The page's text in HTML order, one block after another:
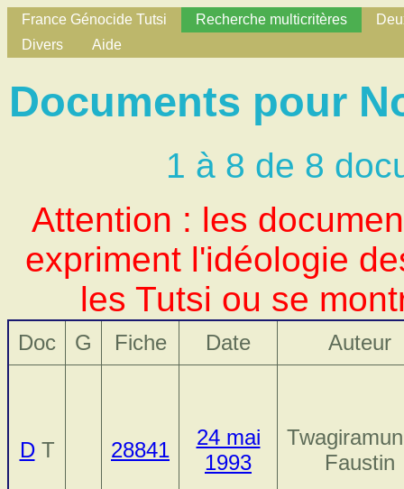
France Génocide Tutsi Recherche multicritères
Divers
Aide
Documents pour
1 à 8 de 8
Attention : les
expriment l'idéologie
les Tutsi ou se
Doc G Fiche Date Auteur
DT 28841
24 mai
1993
Faustin